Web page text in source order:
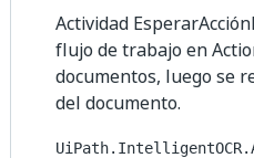
Actividad
flujo de trabajo en
documentos, luego se
del documento.